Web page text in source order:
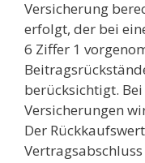
Versicherung
erfolgt, der bei
6 Ziffer 1
berücksichtigt.
Versicherungen
Der